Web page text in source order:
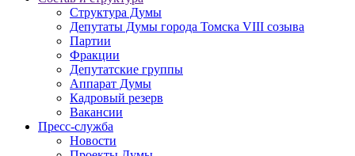
Структура Думы
Депутаты Думы города Томска VIII созыва
Партии
Фракции
Депутатские группы
Аппарат Думы
Кадровый резерв
Вакансии
Пресс-служба
Новости